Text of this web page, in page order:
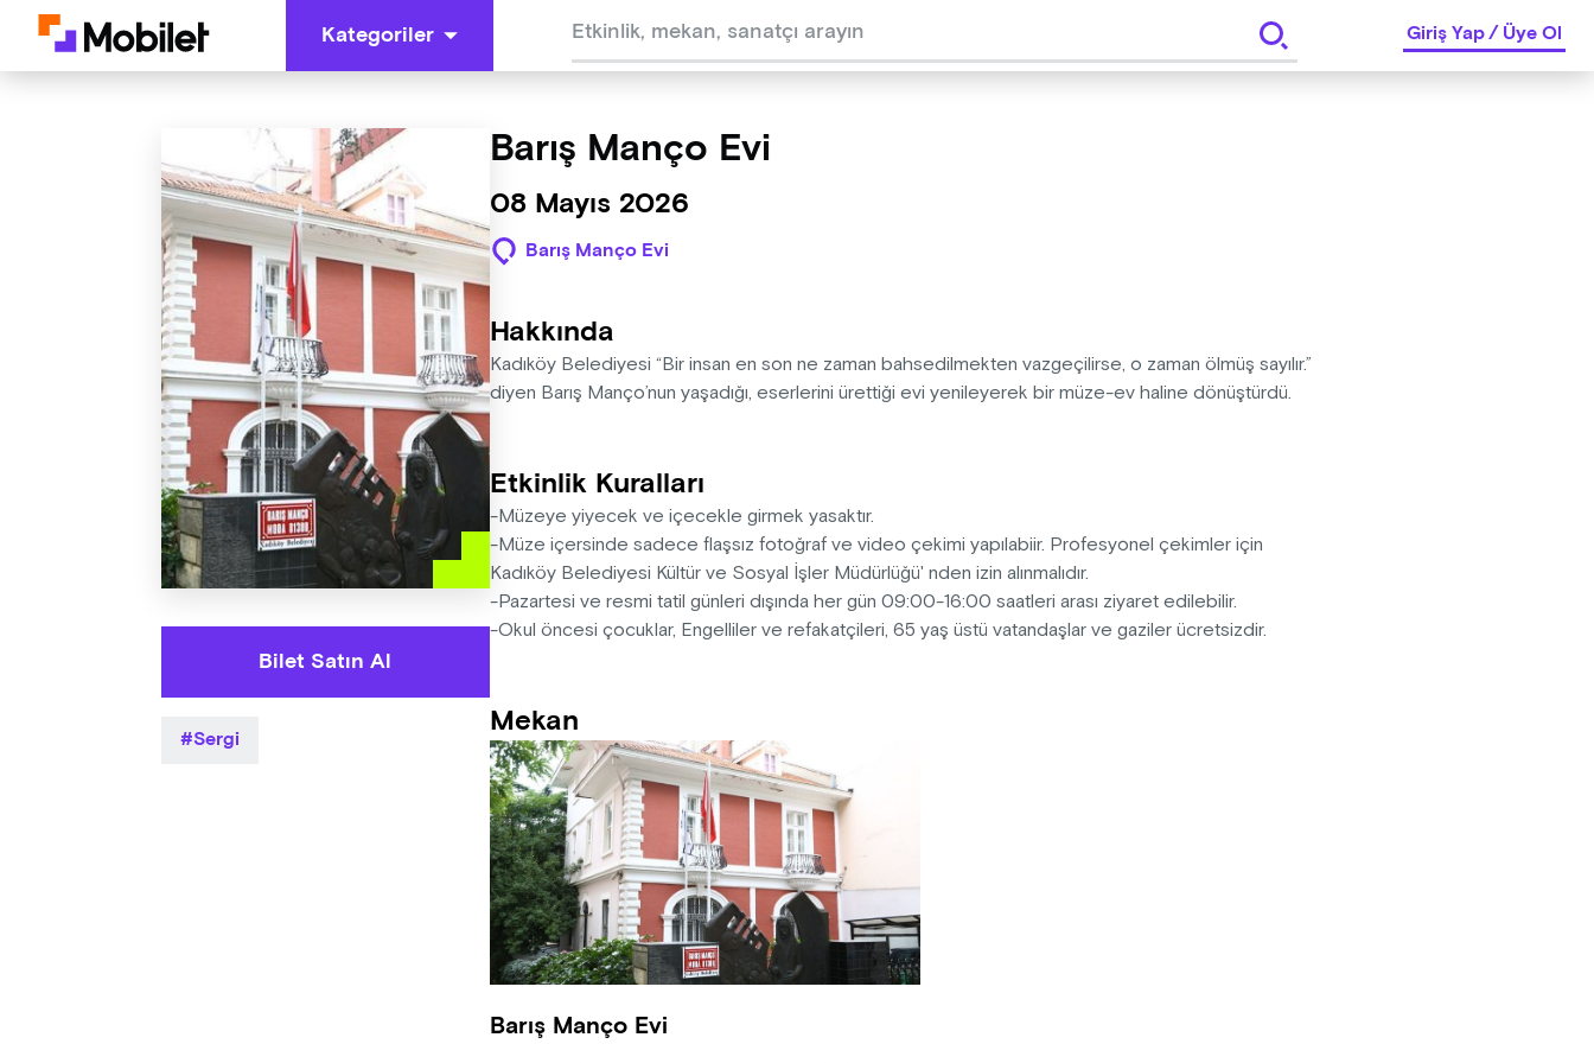
Kategoriler Giriş Yap/Üye Ol
Bilet Satın Al
Sergi
Barış Manço Evi
08 Mayıs 2026
Barış Manço Evi
Hakkında
Kadıköy Belediyesi “Bir insan en son ne zaman bahsedilmekten vazgeçilirse, o zaman ölmüş sayılır.”
diyen Barış Manço’nun yaşadığı, eserlerini ürettiği evi yenileyerek bir müze-ev haline dönüştürdü.
Etkinlik Kuralları
-Müzeye yiyecek ve içecekle girmek yasaktır.
-Müze içersinde sadece flaşsız fotoğraf ve video çekimi yapılabiir. Profesyonel çekimler için
Kadıköy Belediyesi Kültür ve Sosyal İşler Müdürlüğü' nden izin alınmalıdır.
-Pazartesi ve resmi tatil günleri dışında her gün 09:00-16:00 saatleri arası ziyaret edilebilir.
-Okul öncesi çocuklar, Engelliler ve refakatçileri, 65 yaş üstü vatandaşlar ve gaziler ücretsizdir.
Mekan
Barış Manço Evi